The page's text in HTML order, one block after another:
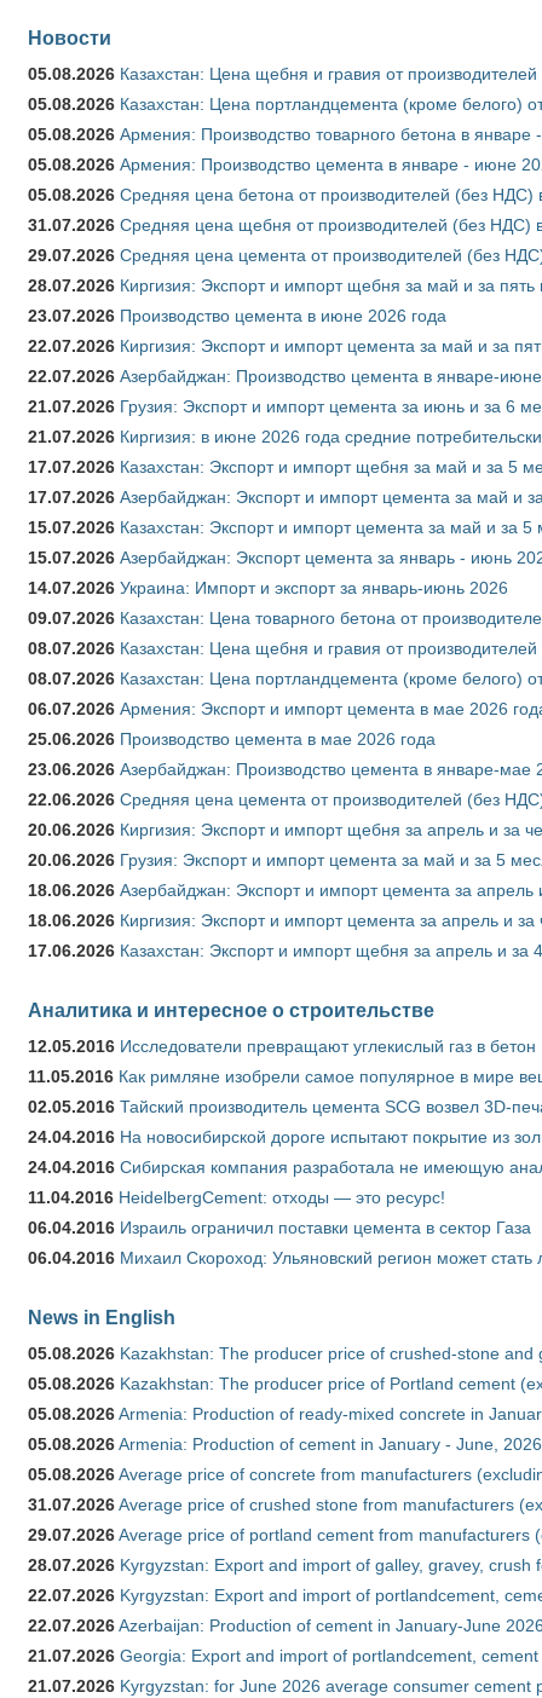
Новости
05.08.2026 Казахстан: Цена щебня и гравия от
05.08.2026 Казахстан: Цена портландцемента (кроме белого)
05.08.2026 Армения: Производство товарного бетона в январе
05.08.2026 Армения: Производство цемента в январе - июне
05.08.2026 Средняя цена бетона от производителей (без НДС)
31.07.2026 Средняя цена щебня от производителей (без НДС)
29.07.2026 Средняя цена цемента от производителей (без
28.07.2026 Киргизия: Экспорт и импорт щебня за май и за
23.07.2026 Производство цемента в июне 2026 года
22.07.2026 Киргизия: Экспорт и импорт цемента за май и за
22.07.2026 Азербайджан: Производство цемента в январе-
21.07.2026 Грузия: Экспорт и импорт цемента за июнь и за 6
21.07.2026 Киргизия: в июне 2026 года средние
17.07.2026 Казахстан: Экспорт и импорт щебня за май и за 5
17.07.2026 Азербайджан: Экспорт и импорт цемента за май и
15.07.2026 Казахстан: Экспорт и импорт цемента за май и за
15.07.2026 Азербайджан: Экспорт цемента за январь - июнь
14.07.2026 Украина: Импорт и экспорт за январь-июнь 2026
09.07.2026 Казахстан: Цена товарного бетона от
08.07.2026 Казахстан: Цена щебня и гравия от
08.07.2026 Казахстан: Цена портландцемента (кроме белого)
06.07.2026 Армения: Экспорт и импорт цемента в мае 2026
25.06.2026 Производство цемента в мае 2026 года
23.06.2026 Азербайджан: Производство цемента в январе-мае
22.06.2026 Средняя цена цемента от производителей (без
20.06.2026 Киргизия: Экспорт и импорт щебня за апрель и за
20.06.2026 Грузия: Экспорт и импорт цемента за май и за 5
18.06.2026 Азербайджан: Экспорт и импорт цемента за
18.06.2026 Киргизия: Экспорт и импорт цемента за апрель и
17.06.2026 Казахстан: Экспорт и импорт щебня за апрель и за
Аналитика и интересное о строительстве
12.05.2016 Исследователи превращают углекислый газ в бетон
11.05.2016 Как римляне изобрели самое популярное в мире
02.05.2016 Тайский производитель цемента SCG возвел 3D-
24.04.2016 На новосибирской дороге испытают покрытие из
24.04.2016 Сибирская компания разработала не имеющую
11.04.2016 HeidelbergCement: отходы — это ресурс!
06.04.2016 Израиль ограничил поставки цемента в сектор Газа
06.04.2016 Михаил Скороход: Ульяновский регион может
News in English
05.08.2026 Kazakhstan: The producer price of crushed-stone and
05.08.2026 Kazakhstan: The producer price of Portland cement
05.08.2026Armenia: Production of ready-mixed concrete in
05.08.2026Armenia: Production of cement in January - June, 2026
05.08.2026Average price of concrete from manufacturers
31.07.2026Average price of crushed stone from manufacturers
29.07.2026Average price of portland cement from manufacturers
28.07.2026 Kyrgyzstan: Export and import of galley, gravey,
22.07.2026 Kyrgyzstan: Export and import of portlandcement,
22.07.2026Azerbaijan: Production of cement in January-June
21.07.2026 Georgia: Export and import of portlandcement,
21.07.2026 Kyrgyzstan: for June 2026 average consumer cement